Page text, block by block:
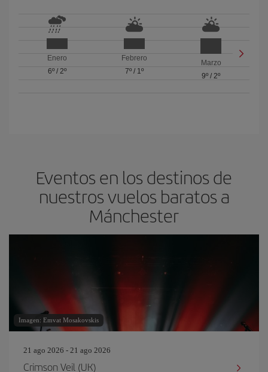
Enero
6º/ 2º
Febrero
7º/ 1º
Marzo
9º /2º
Eventos en los destinos de
nuestros vuelos baratos a
Mánchester
Imagen: Emvat Mosakovskis
21 ago 2026 - 21 ago 2026
Crimson Veil (UK)